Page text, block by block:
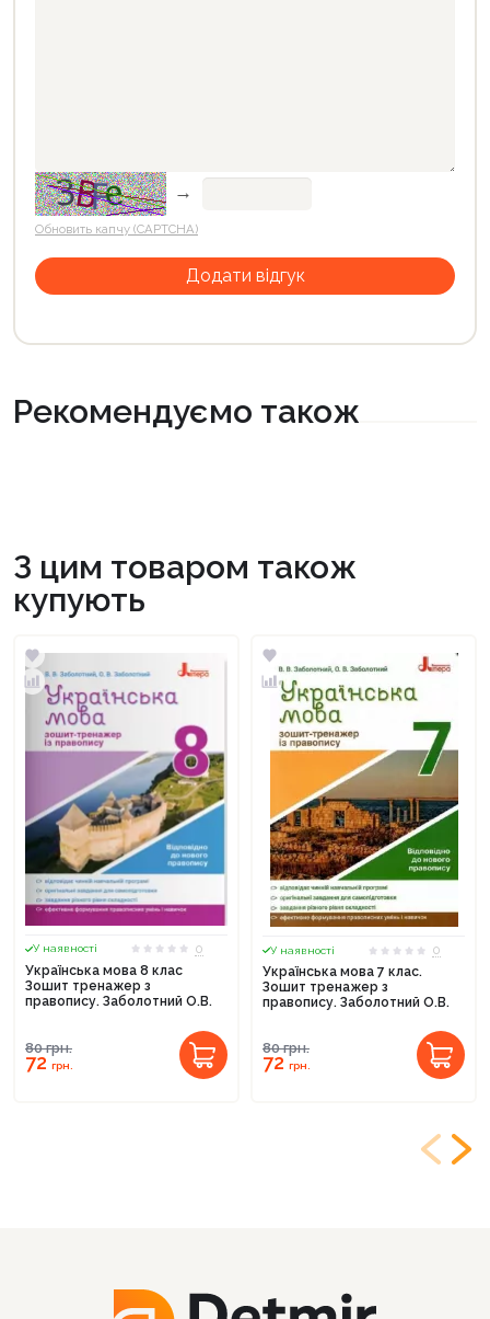
→
Обновить капчу (CAPTCHA)
Рекомендуємо також
З цим товаром також
купують
У наявності
0
Українська мова 8 клас
Зошит тренажер з
правопису. Заболотний О.В.
80грн.
72 грн.
У наявності
0
Українська мова 7 клас.
Зошит тренажер з
правопису. Заболотний О.В.
80грн.
72 грн.